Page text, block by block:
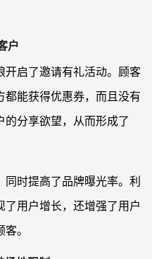
户
开启了邀请有礼活动。顾客
都能获得优惠券，而且没有
分享欲望，从而形成了
时提高了品牌曝光率。利
用户增长，还增强了用户
。